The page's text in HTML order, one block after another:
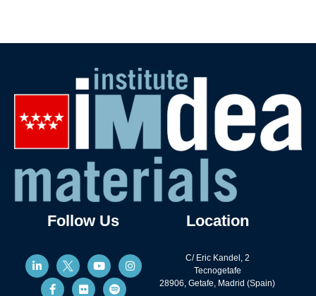
Follow Us Location
C/ Eric Kandel, 2
Tecnogetafe
28906, Getafe, Madrid (Spain)